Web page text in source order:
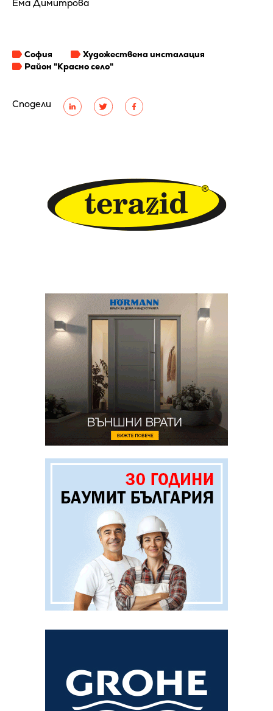
Сподели
Ема Димитрова
София
Художествена инсталация
Район "Красно село"